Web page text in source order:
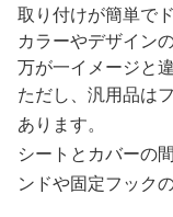
取り付けが簡単で
カラーやデザイン
万が一イメージと
ただし、汎用品は
あります。
シートとカバーの
ンドや固定フック